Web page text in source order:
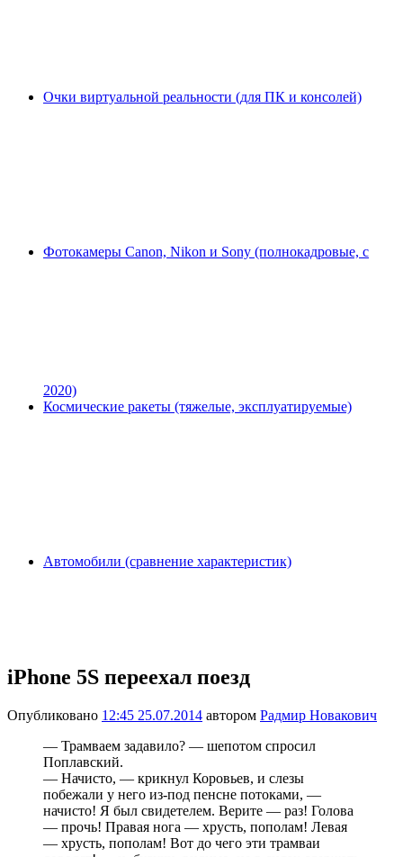
Очки виртуальной реальности (для ПК и консолей)
Фотокамеры Canon, Nikon и Sony (полнокадровые, с
2020)
Космические ракеты (тяжелые, эксплуатируемые)
Автомобили (сравнение характеристик)
iPhone 5S переехал поезд
Опубликовано 12:45 25.07.2014 автором Радмир Новакович
— Трамваем задавило? — шепотом спросил
Поплавский.
— Начисто, — крикнул Коровьев, и слезы
побежали у него из-под пенсне потоками, —
начисто! Я был свидетелем. Верите — раз! Голова
— прочь! Правая нога — хрусть, пополам! Левая
— хрусть, пополам! Вот до чего эти трамваи